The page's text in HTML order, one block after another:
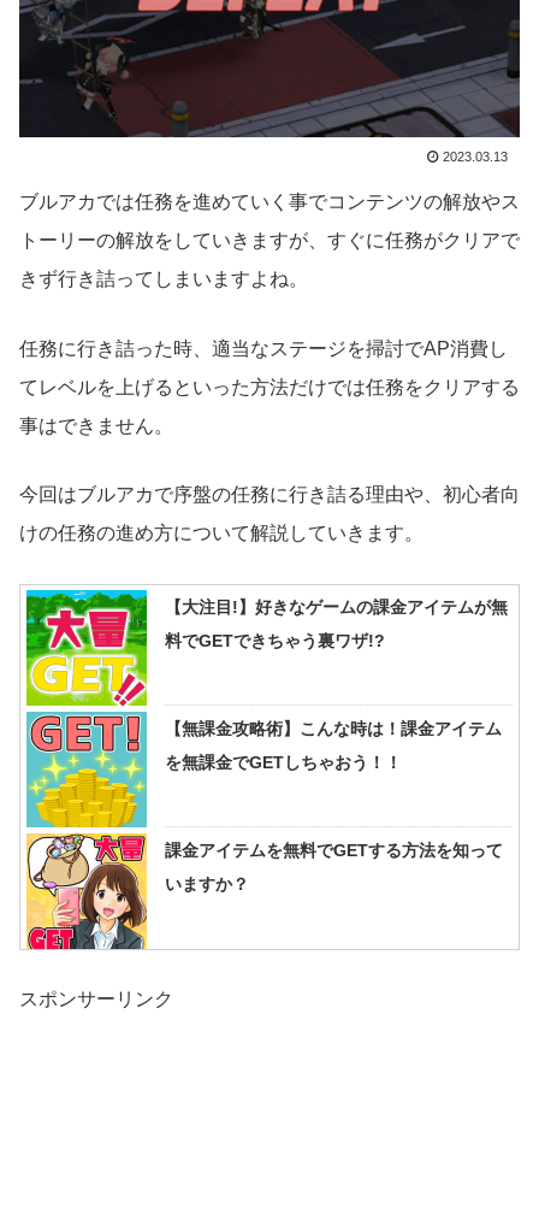
2023.03.13
ブルアカでは任務を進めていく事でコンテンツの解放やス
トーリーの解放をしていきますが、すぐに任務がクリアで
きず行き詰ってしまいますよね。
任務に行き詰った時、適当なステージを掃討でAP消費し
てレベルを上げるといった方法だけでは任務をクリアする
事はできません。
今回はブルアカで序盤の任務に行き詰る理由や、初心者向
けの任務の進め方について解説していきます。
【大注目!】好きなゲームの課金アイテムが無
料でGETできちゃう裏ワザ!?
【無課金攻略術】こんな時は！課金アイテム
を無課金でGETしちゃおう！！
課金アイテムを無料でGETする方法を知って
いますか？
スポンサーリンク